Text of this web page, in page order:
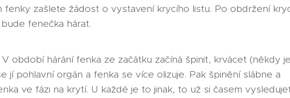
fenky zašlete žádost o vystavení krycího listu. Po obdržení
fenečka hárat.
období hárání fenka ze začátku začíná špinit, krvácet (někdy
jí pohlavní orgán a fenka se více olizuje. Pak špinění slábne a
ve fázi na krytí. U každé je to jinak, to už si časem